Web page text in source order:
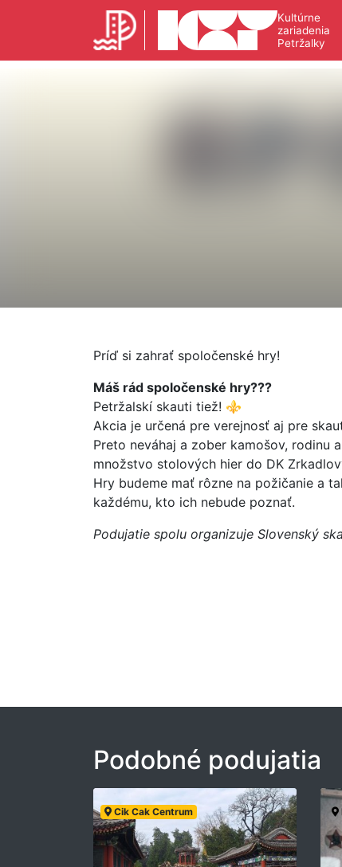
Kultúrne
zariadenia
Petržalky
Príď si zahrať spoločenské hry!
Máš rád spoločenské hry???
Petržalskí skauti tiež! ⚜️
Akcia je určená pre verejnosť aj pre
Preto neváhaj a zober kamošov, rodinu
množstvo stolových hier do DK
Hry budeme mať rôzne na požičanie a
každému, kto ich nebude poznať.
Podujatie spolu organizuje Slovenský
Podobné podujatia
Cik Cak Centrum